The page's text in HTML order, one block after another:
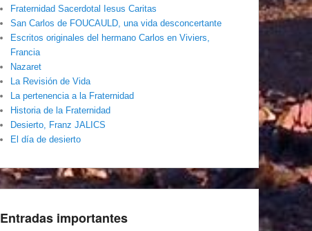
Fraternidad Sacerdotal Iesus Caritas
San Carlos de FOUCAULD, una vida desconcertante
Escritos originales del hermano Carlos en Viviers,
Francia
Nazaret
La Revisión de Vida
La pertenencia a la Fraternidad
Historia de la Fraternidad
Desierto, Franz JALICS
El día de desierto
Entradas importantes